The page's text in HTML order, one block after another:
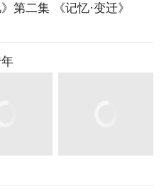
第二集 《记忆·变迁》